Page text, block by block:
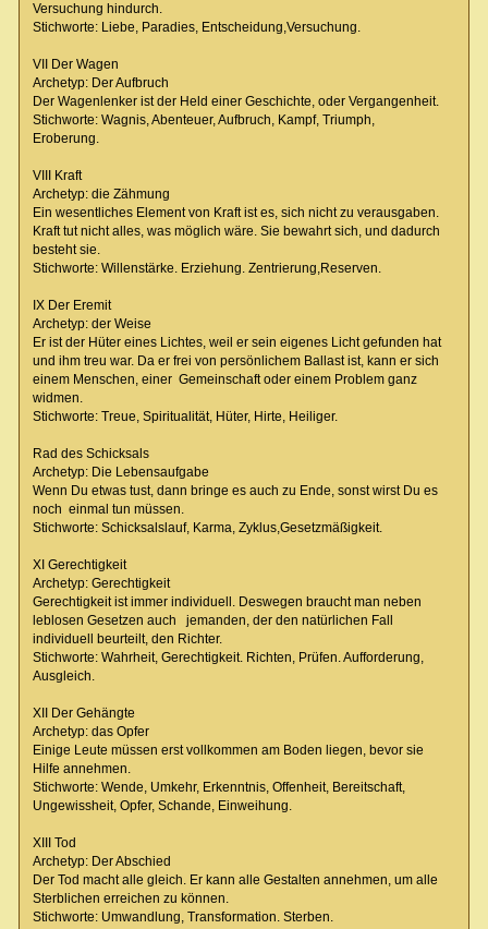
Versuchung hindurch.
Stichworte: Liebe, Paradies, Entscheidung,Versuchung.
VII Der Wagen
Archetyp: Der Aufbruch
Der Wagenlenker ist der Held einer Geschichte, oder Vergangenheit.
Stichworte: Wagnis, Abenteuer, Aufbruch, Kampf, Triumph,
Eroberung.
VIII Kraft
Archetyp: die Zähmung
Ein wesentliches Element von Kraft ist es, sich nicht zu verausgaben.
Kraft tut nicht alles, was möglich wäre. Sie bewahrt sich, und dadurch
besteht sie.
Stichworte: Willenstärke. Erziehung. Zentrierung,Reserven.
IX Der Eremit
Archetyp: der Weise
Er ist der Hüter eines Lichtes, weil er sein eigenes Licht gefunden hat
und ihm treu war. Da er frei von persönlichem Ballast ist, kann er sich
einem Menschen, einer Gemeinschaft oder einem Problem ganz
widmen.
Stichworte: Treue, Spiritualität, Hüter, Hirte, Heiliger.
Rad des Schicksals
Archetyp: Die Lebensaufgabe
Wenn Du etwas tust, dann bringe es auch zu Ende, sonst wirst Du es
noch einmal tun müssen.
Stichworte: Schicksalslauf, Karma, Zyklus,Gesetzmäßigkeit.
XI Gerechtigkeit
Archetyp: Gerechtigkeit
Gerechtigkeit ist immer individuell. Deswegen braucht man neben
leblosen Gesetzen auch jemanden, der den natürlichen Fall
individuell beurteilt, den Richter.
Stichworte: Wahrheit, Gerechtigkeit. Richten, Prüfen. Aufforderung,
Ausgleich.
XII Der Gehängte
Archetyp: das Opfer
Einige Leute müssen erst vollkommen am Boden liegen, bevor sie
Hilfe annehmen.
Stichworte: Wende, Umkehr, Erkenntnis, Offenheit, Bereitschaft,
Ungewissheit, Opfer, Schande, Einweihung.
XIII Tod
Archetyp: Der Abschied
Der Tod macht alle gleich. Er kann alle Gestalten annehmen, um alle
Sterblichen erreichen zu können.
Stichworte: Umwandlung, Transformation. Sterben.